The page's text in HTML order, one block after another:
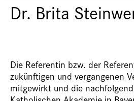
Dr. Brita
Die Referentin bzw. der
zukünftigen und vergangenen
mitgewirkt und die